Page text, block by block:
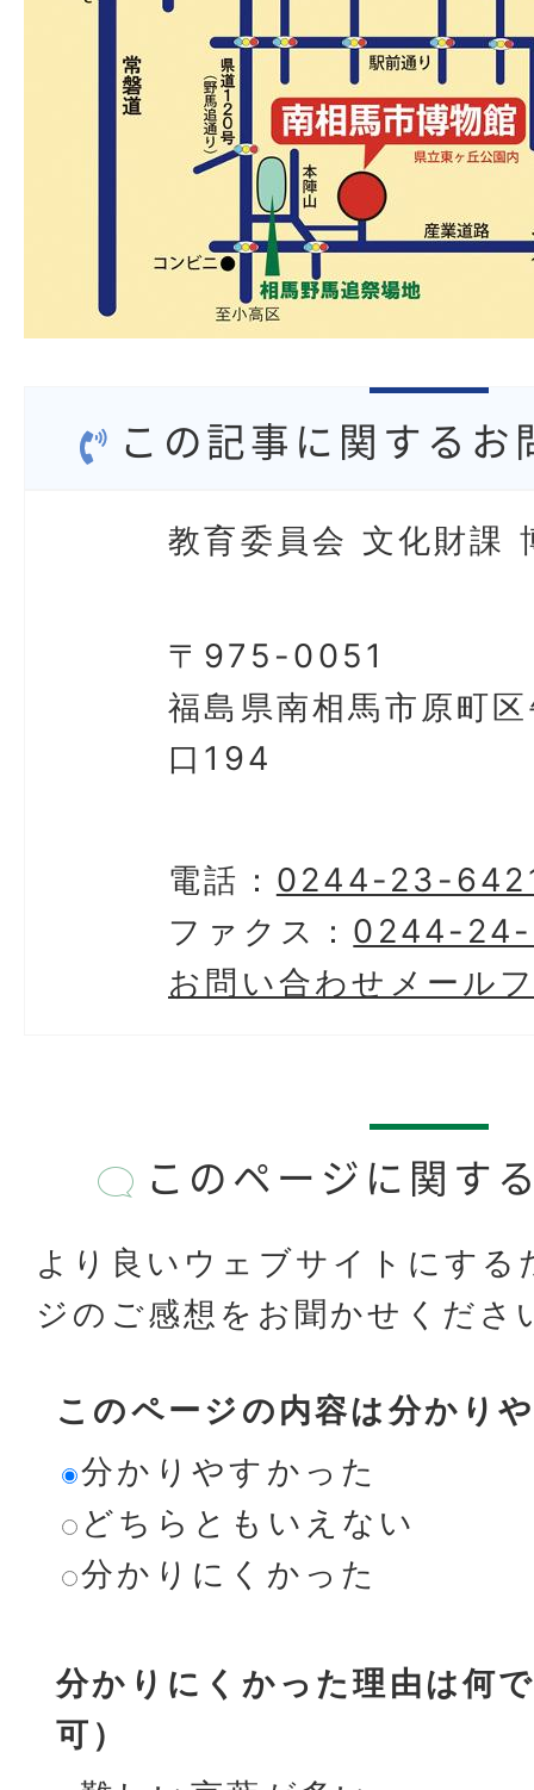
この記事に関するお
教育委員会 文化財課
〒975-0051
福島県南相馬市原町
口194
電話： 0244-23-
ファクス： 0244-
お問い合わせメール
このページに関す
より良いウェブサイトにする
ジのご感想をお聞かせくださ
このページの内容は分かり
分かりやすかった
どちらともいえない
分かりにくかった
分かりにくかった理由は何
可）